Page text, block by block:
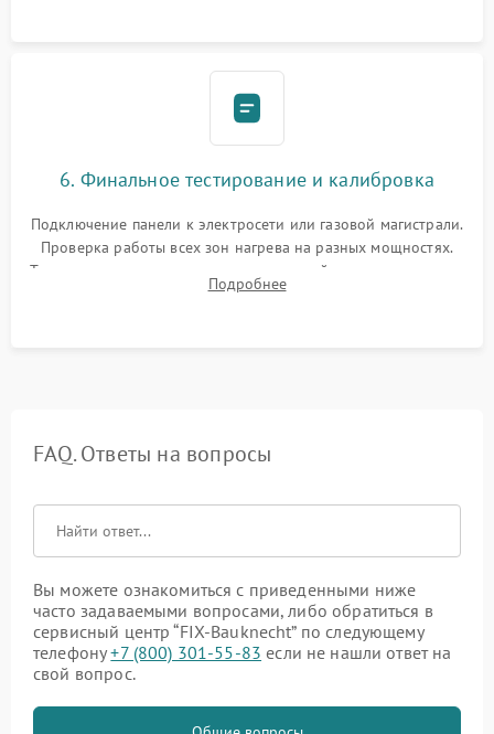
6. Финальное тестирование и калибровка
Подключение панели к электросети или газовой магистрали.
Проверка работы всех зон нагрева на разных мощностях.
Тестирование сенсорного управления, таймера, индикаторов
остаточного тепла и систем защиты от перегрева.
Подробнее
FAQ. Ответы на вопросы
Вы можете ознакомиться с приведенными ниже
часто задаваемыми вопросами, либо обратиться в
сервисный центр “FIX-Bauknecht” по следующему
телефону+7 (800) 301-55-83 если не нашли ответ на
свой вопрос.